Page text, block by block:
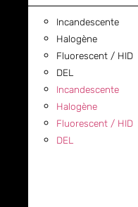
Incandescente
Halogène
Fluorescent / HID
DEL
Incandescente
Halogène
Fluorescent / HID
DEL